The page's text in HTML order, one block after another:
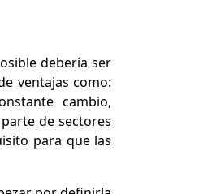
debería ser
ventajas como:
cambio,
de sectores
para que las